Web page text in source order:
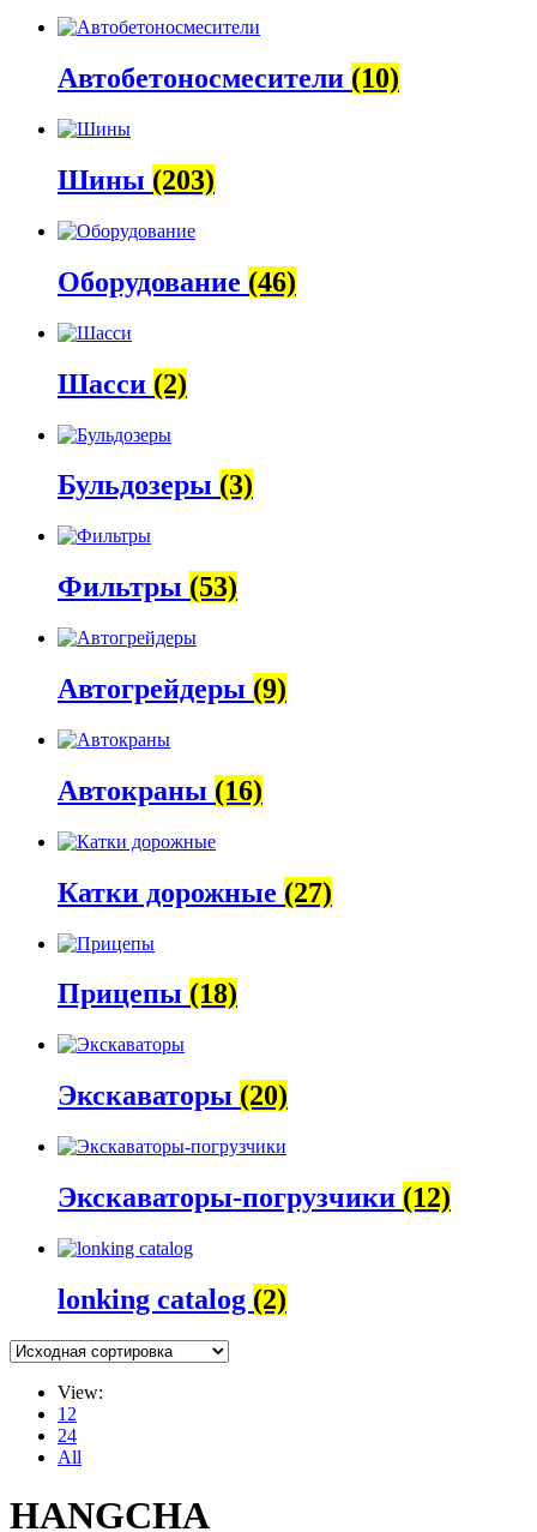
Автобетоно­смесители (10)
Шины (203)
Оборудование (46)
Шасси (2)
Бульдозеры (3)
Фильтры (53)
Автогрейдеры (9)
Автокраны (16)
Катки дорожные (27)
Прицепы (18)
Экскаваторы (20)
Экскаваторы-погрузчики (12)
lonking catalog (2)
View:
12
24
All
HANGCHA